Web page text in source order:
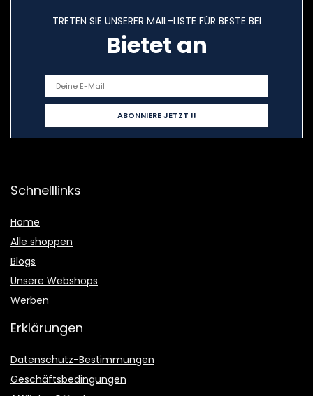
TRETEN SIE UNSERER MAIL-LISTE FÜR BESTE BEI
Bietet an
Schnelllinks
Home
Alle shoppen
Blogs
Unsere Webshops
Werben
Erklärungen
Datenschutz-Bestimmungen
Geschäftsbedingungen